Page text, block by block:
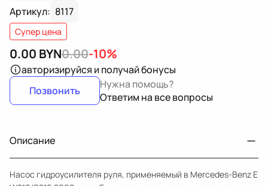
Артикул: 8117
Супер цена
0.00 BYN0.00-10%
авторизируйся и получай бонусы
Позвонить
Нужна помощь?
Ответим на все вопросы
Описание
Насос гидроусилителя руля, применяемый в Mercedes-Benz E